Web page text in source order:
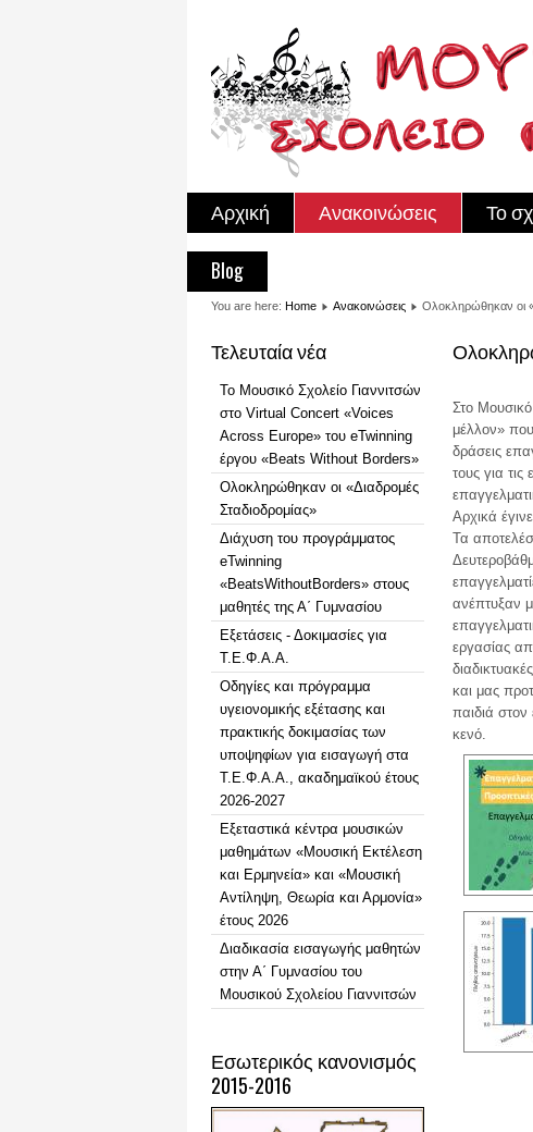
Αρχική Ανακοινώσεις Το
Blog
You are here: Home Ανακοινώσεις Ολοκληρώθηκαν οι
Τελευταία νέα
Το Μουσικό Σχολείο Γιαννιτσών
στο Virtual Concert «Voices
Across Europe» του eTwinning
έργου «Beats Without Borders»
Ολοκληρώθηκαν οι «Διαδρομές
Σταδιοδρομίας»
Διάχυση του προγράμματος
eTwinning
«BeatsWithoutBorders» στους
μαθητές της Α΄ Γυμνασίου
Εξετάσεις - Δοκιμασίες για
Τ.Ε.Φ.Α.Α.
Οδηγίες και πρόγραμμα
υγειονομικής εξέτασης και
πρακτικής δοκιμασίας των
υποψηφίων για εισαγωγή στα
Τ.Ε.Φ.Α.Α., ακαδημαϊκού έτους
2026-2027
Εξεταστικά κέντρα μουσικών
μαθημάτων «Μουσική Εκτέλεση
και Ερμηνεία» και «Μουσική
Αντίληψη, Θεωρία και Αρμονία»
έτους 2026
Διαδικασία εισαγωγής μαθητών
στην Α΄ Γυμνασίου του
Μουσικού Σχολείου Γιαννιτσών
Εσωτερικός κανονισμός
2015-2016
Στο
μέλλον»
δράσεις
τους για
Αρχικά
Τα
ανέπτυξαν
εργασίας
και μας
παιδιά
κενό.